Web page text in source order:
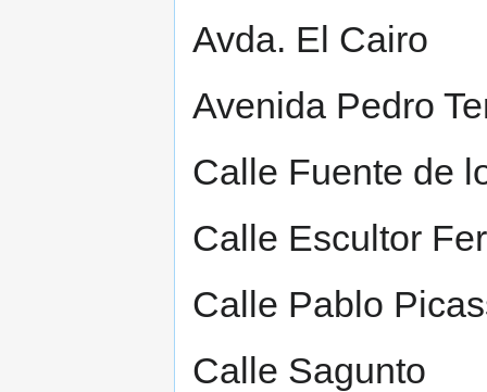
Avda. El Cairo
Avenida Pedro
Calle Fuente de
Calle Escultor
Calle Pablo
Calle Sagunto